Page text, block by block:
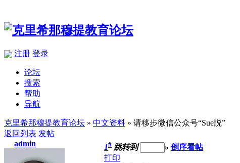
注册 登录
论坛
搜索
帮助
导航
克里希那穆提教育论坛 » 中文资料 » 请移步微信公众号“Sue説”
返回列表 发帖
admin
1# 跳转到 » 倒序看帖
打印